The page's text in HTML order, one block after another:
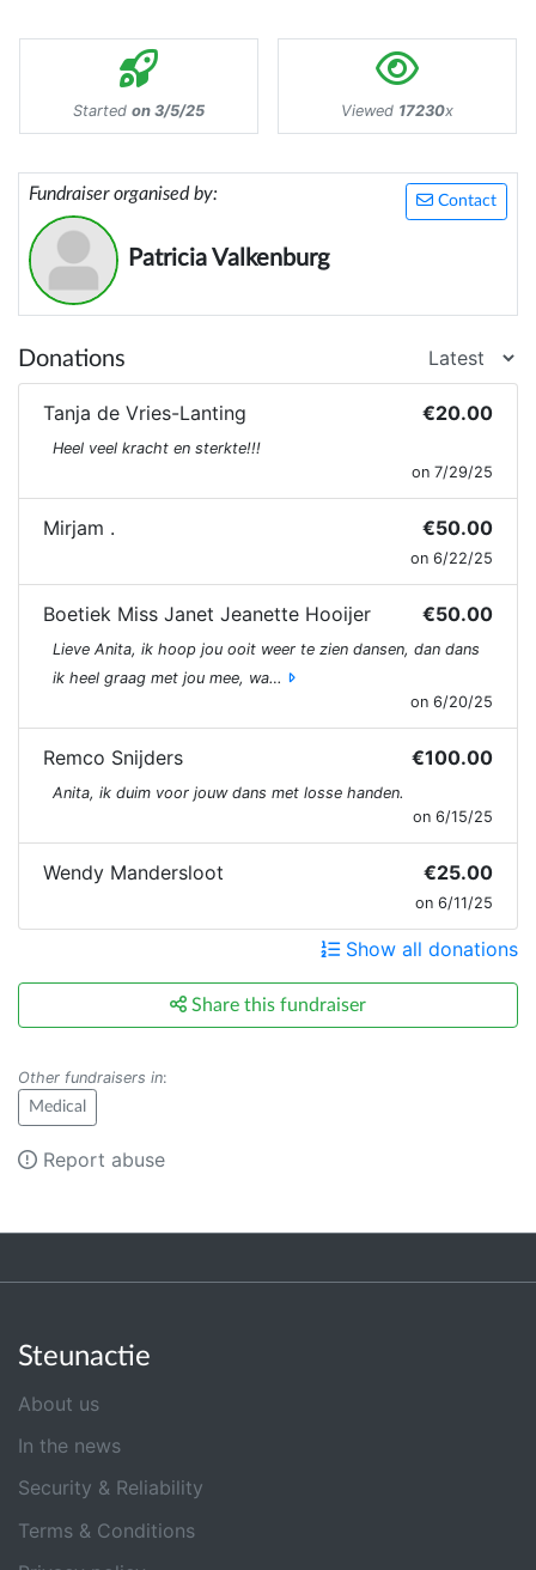
Started on 3/5/25 Viewed 17230x
Contact
Fundraiser organised by:
Patricia Valkenburg
Donations
Tanja de Vries-Lanting €20.00
Heel veel kracht en sterkte!!!
on 7/29/25
Mirjam . €50.00
on 6/22/25
Boetiek Miss Janet Jeanette Hooijer €50.00
Lieve Anita, ik hoop jou ooit weer te zien dansen, dan dans
ik heel graag met jou mee, wa…
on 6/20/25
Remco Snijders €100.00
Anita, ik duim voor jouw dans met losse handen.
on 6/15/25
Wendy Mandersloot €25.00
on 6/11/25
Show all donations
Share this fundraiser
Other fundraisers in:
Medical
Report abuse
Steunactie
About us
In the news
Security & Reliability
Terms & Conditions